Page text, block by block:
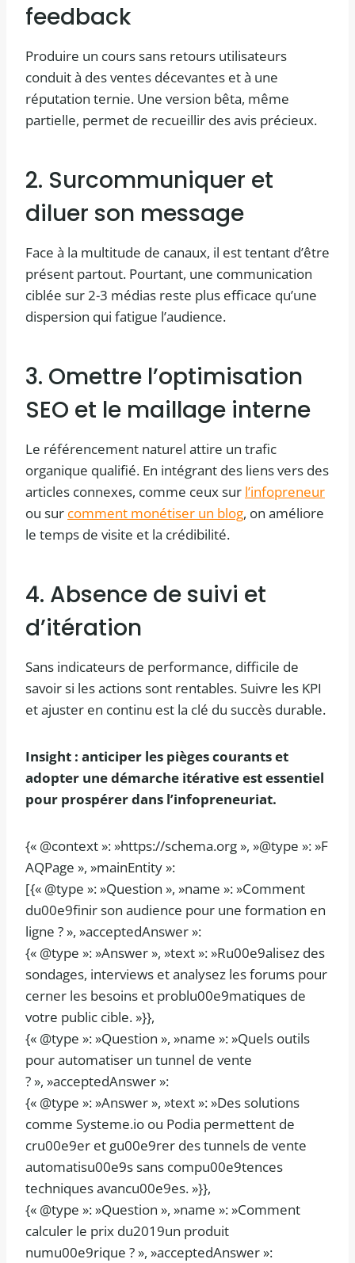
feedback
Produire un cours sans retours utilisateurs
conduit à des ventes décevantes et à une
réputation ternie. Une version bêta, même
partielle, permet de recueillir des avis précieux.
2. Surcommuniquer et
diluer son message
Face à la multitude de canaux, il est tentant d’être
présent partout. Pourtant, une communication
ciblée sur 2-3 médias reste plus efficace qu’une
dispersion qui fatigue l’audience.
3. Omettre l’optimisation
SEO et le maillage interne
Le référencement naturel attire un trafic
organique qualifié. En intégrant des liens vers des
articles connexes, comme ceux sur l’infopreneur
ou sur comment monétiser un blog, on améliore
le temps de visite et la crédibilité.
4. Absence de suivi et
d’itération
Sans indicateurs de performance, difficile de
savoir si les actions sont rentables. Suivre les KPI
et ajuster en continu est la clé du succès durable.
Insight : anticiper les pièges courants et
adopter une démarche itérative est essentiel
pour prospérer dans l’infopreneuriat.
{« @context »: »https://schema.org », »@type »: »F
AQPage », »mainEntity »:
[{« @type »: »Question », »name »: »Comment
du00e9finir son audience pour une formation en
ligne ? », »acceptedAnswer »:
{« @type »: »Answer », »text »: »Ru00e9alisez des
sondages, interviews et analysez les forums pour
cerner les besoins et problu00e9matiques de
votre public cible. »}},
{« @type »: »Question », »name »: »Quels outils
pour automatiser un tunnel de vente
? », »acceptedAnswer »:
{« @type »: »Answer », »text »: »Des solutions
comme Systeme.io ou Podia permettent de
cru00e9er et gu00e9rer des tunnels de vente
automatisu00e9s sans compu00e9tences
techniques avancu00e9es. »}},
{« @type »: »Question », »name »: »Comment
calculer le prix du2019un produit
numu00e9rique ? », »acceptedAnswer »: